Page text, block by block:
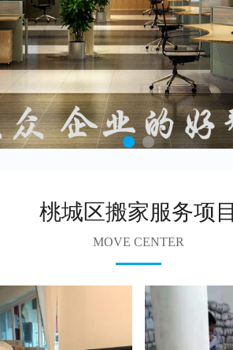
桃城区搬家服务项目
MOVE CENTER